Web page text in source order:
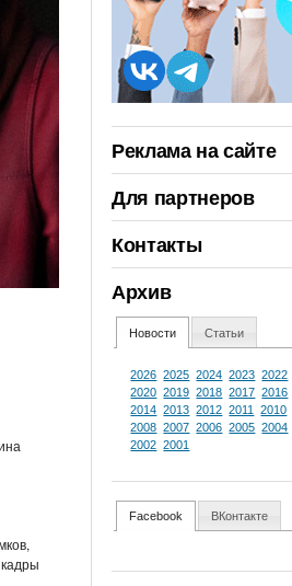
Реклама на сайте
Для партнеров
Контакты
Архив
Новости Статьи
2026 2025 2024 2023 2022
2020 2019 2018 2017 2016
2014 2013 2012 2011 2010
2008 2007 2006 2005 2004
2002 2001
Facebook ВКонтакте